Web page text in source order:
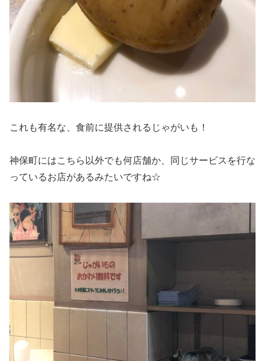
これも有名な、食前に提供されるじゃがいも！
神保町にはこちら以外でも何店舗か、同じサービスを行な
っているお店があるみたいですね☆